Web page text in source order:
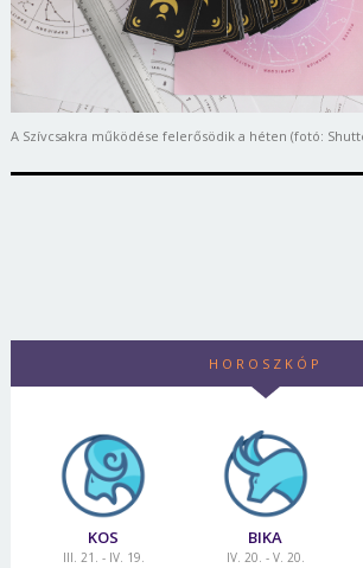
A Szívcsakra működése felerősödik a héten (fotó:
HOROSZKÓP
KOS
III. 21. - IV. 19.
BIKA
IV. 20. - V. 20.